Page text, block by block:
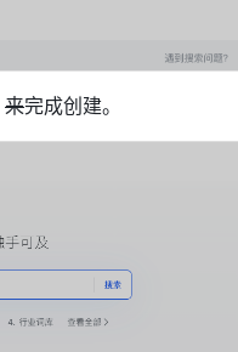
来完成创建。